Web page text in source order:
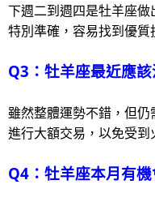
下週二到週四是牡羊座
特別準確，容易找到優質
Q3：牡羊座最近應
雖然整體運勢不錯，但
進行大額交易，以免受到
Q4：牡羊座本月有